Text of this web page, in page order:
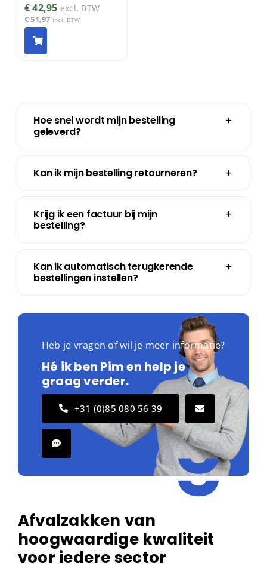
€42,95 excl. BTW
€51,97 incl. BTW
Hoe snel wordt mijn bestelling
geleverd?
Kan ik mijn bestelling retourneren?
Krijg ik een factuur bij mijn
bestelling?
Kan ik automatisch terugkerende
bestellingen instellen?
Heb je vragen of wil je meer informatie?
Hé ik ben Pim en help je
graag verder.
+31 (0)85 080 56 39
Afvalzakken van
hoogwaardige kwaliteit
voor iedere sector